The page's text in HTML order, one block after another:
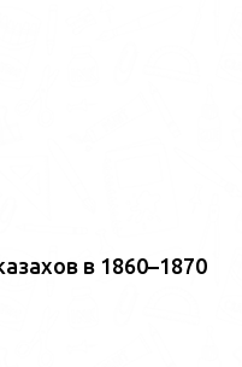
в 1860–1870